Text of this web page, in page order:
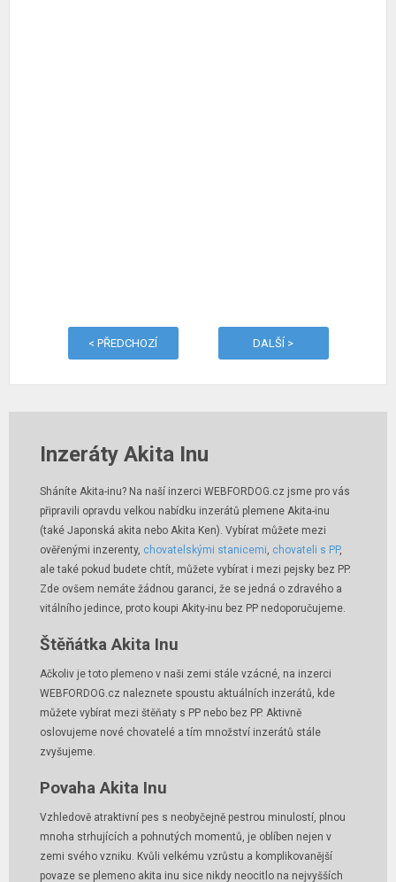
< PŘEDCHOZÍ DALŠÍ >
Inzeráty Akita Inu
Sháníte Akita-inu? Na naší inzerci WEBFORDOG.cz jsme pro vás
připravili opravdu velkou nabídku inzerátů plemene Akita-inu
(také Japonská akita nebo Akita Ken). Vybírat můžete mezi
ověřenými inzerenty, chovatelskými stanicemi, chovateli s PP,
ale také pokud budete chtít, můžete vybírat i mezi pejsky bez PP.
Zde ovšem nemáte žádnou garanci, že se jedná o zdravého a
vitálního jedince, proto koupi Akity-inu bez PP nedoporučujeme.
Štěňátka Akita Inu
Ačkoliv je toto plemeno v naši zemi stále vzácné, na inzerci
WEBFORDOG.cz naleznete spoustu aktuálních inzerátů, kde
můžete vybírat mezi štěňaty s PP nebo bez PP. Aktivně
oslovujeme nové chovatelé a tím množství inzerátů stále
zvyšujeme.
Povaha Akita Inu
Vzhledově atraktivní pes s neobyčejně pestrou minulostí, plnou
mnoha strhujících a pohnutých momentů, je oblíben nejen v
zemi svého vzniku. Kvůli velkému vzrůstu a komplikovanější
povaze se plemeno akita inu sice nikdy neocitlo na nejvyšších